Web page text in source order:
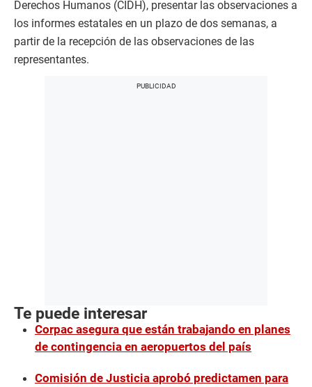
Derechos Humanos (CIDH), presentar las observaciones a
los informes estatales en un plazo de dos semanas, a
partir de la recepción de las observaciones de las
representantes.
Te puede interesar
Corpac asegura que están trabajando en planes
de contingencia en aeropuertos del país
Comisión de Justicia aprobó predictamen para